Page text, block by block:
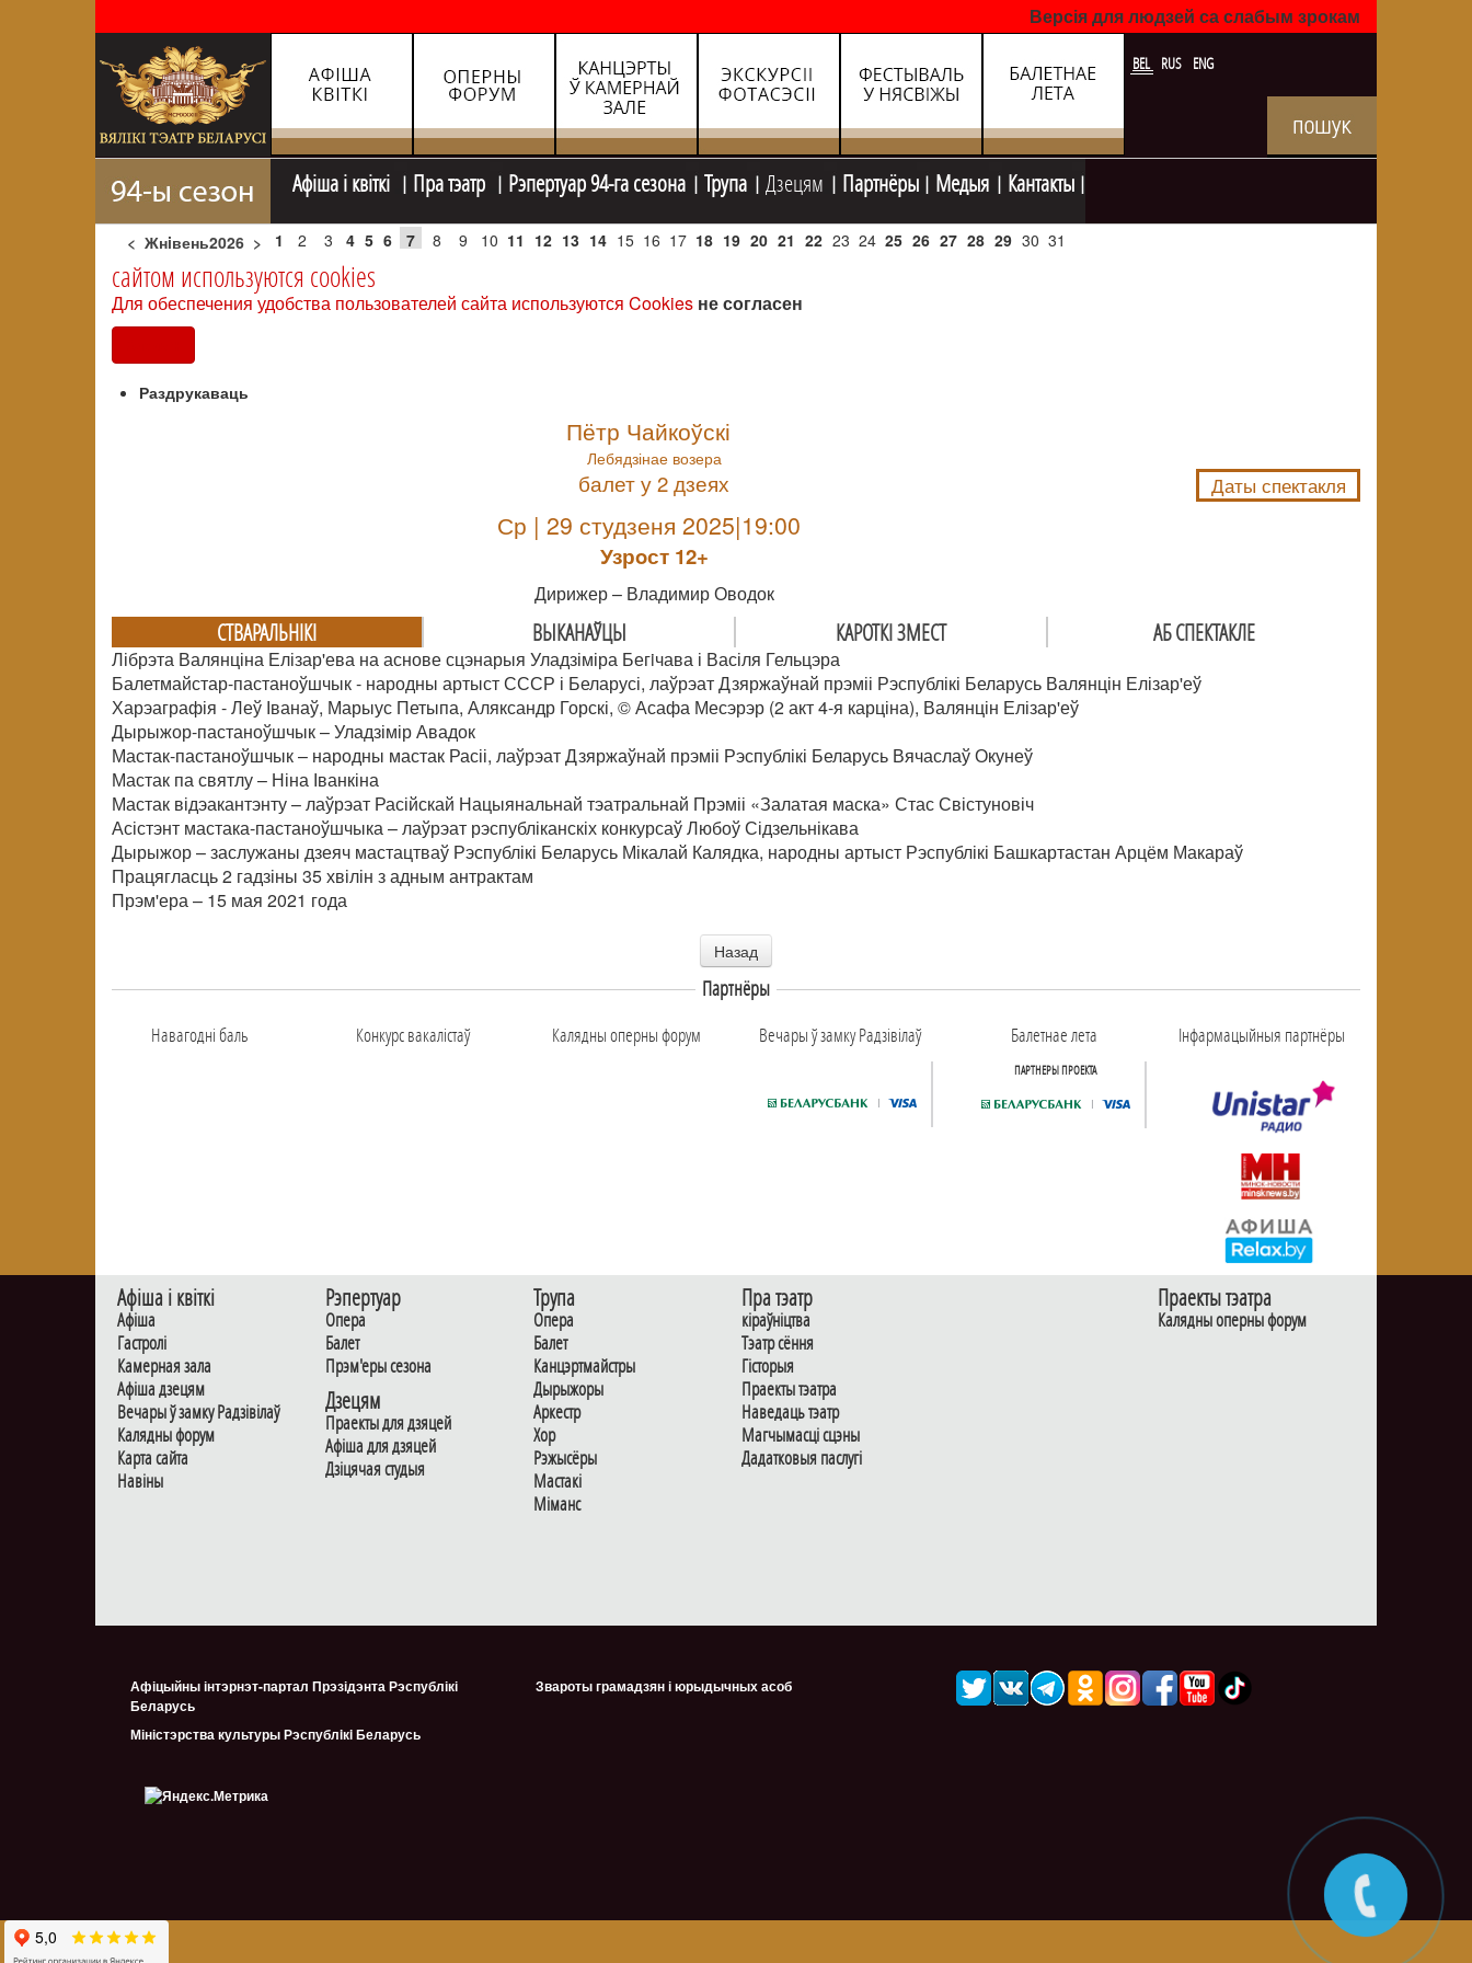
Версія для людзей са слабым зрокам
BEL RUS ENG
Афiша i квiткi Пра тэатр Рэпертуар 94-га сезона Трупа Дзецям Партнёры Медыя Кантакты
< Жнiвень2026 > 1 2 3 4 5 6 7 8 9 10 11 12 13 14 15 16 17 18 19 20 21 22 23 24 25 26 27 28 29 30 31
сайтом используются cookies
Для обеспечения удобства пользователей сайта используются Cookies не согласен
Раздрукаваць
Пётр Чайкоўскі
Лебядзінае возера
балет у 2 дзеях
Ср | 29 студзеня 2025|19:00
Узрoст 12+
Дирижер – Владимир Оводок
Даты спектакля
СТВАРАЛЬНIКI ВЫКАНАЎЦЫ КАРОТКІ ЗМЕСТ АБ СПЕКТАКЛЕ
Лібрэта Валянціна Елізар'ева на аснове сцэнарыя Уладзіміра Бегiчава і Васіля Гельцэра
Балетмайстар-пастаноўшчык - народны артыст СССР і Беларусі, лаўрэат Дзяржаўнай прэміі Рэспублікі Беларусь Валянцін Елізар'еў
Харэаграфія - Леў Іванаў, Марыус Петыпа, Аляксандр Горскі, © Асафа Месэрэр (2 акт 4-я карціна), Валянцін Елізар'еў
Дырыжор-пастаноўшчык – Уладзімір Авадок
Мастак-пастаноўшчык – народны мастак Расіі, лаўрэат Дзяржаўнай прэміі Рэспублікі Беларусь Вячаслаў Окунеў
Мастак па святлу – Ніна Іванкіна
Мастак відэакантэнту – лаўрэат Расійскай Нацыянальнай тэатральнай Прэміі «Залатая маска» Стас Свістуновіч
Асістэнт мастака-пастаноўшчыка – лаўрэат рэспубліканскіх конкурсаў Любоў Сідзельнікава
Дырыжор – заслужаны дзеяч мастацтваў Рэспублікі Беларусь Мікалай Калядка, народны артыст Рэспублікі Башкартастан Арцём Макараў
Працягласць 2 гадзіны 35 хвілін з адным антрактам
Прэм'ера – 15 мая 2021 года
Назад
Партнёры
Навагоднi баль
Конкурс вакалiстаў Калядны оперны форум Вечары ў замку Радзiвiлаў Балетнае лета
ПАРТНЕРЫ ПРОЕКТА
Інфармацыйныя партнёры
Афiша i квiткi
Афiша
Гастролi
Камерная зала
Афiша дзецям
Вечары ў замку Радзiвiлаў
Калядны форум
Карта сайта
Навiны
Рэпертуар
Опера
Балет
Прэм'еры сезона
Дзецям
Праекты для дзяцей
Афiша для дзяцей
Дзiцячая студыя
Трупа
Опера
Балет
Канцэртмайстры
Дырыжоры
Аркестр
Хор
Рэжысёры
Мастакі
Мiманс
Пра тэатр
кіраўніцтва
Тэатр сёння
Гiсторыя
Праекты тэатра
Наведаць тэатр
Магчымасцi сцэны
Дадаткoвыя паслугi
Праекты тэатра
Калядны оперны форум
Афіцыйны інтэрнэт-партал Прэзідэнта Рэспублікі
Беларусь
Міністэрства культуры Рэспублiкi Беларусь
Звароты грамадзян і юрыдычных асоб